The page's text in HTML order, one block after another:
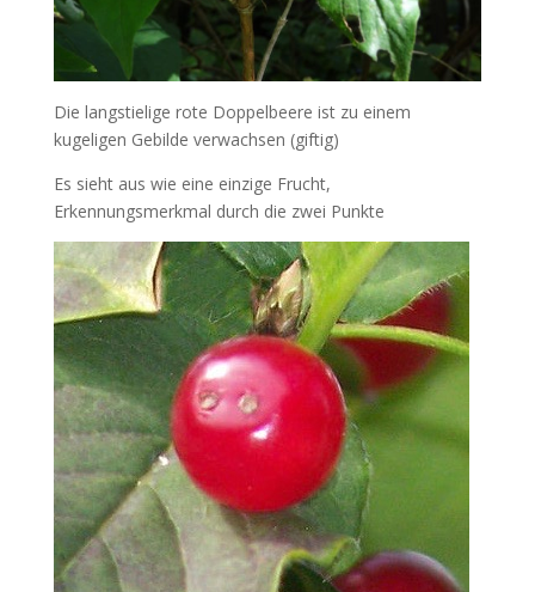
Die langstielige rote Doppelbeere ist zu einem
kugeligen Gebilde verwachsen (giftig)
Es sieht aus wie eine einzige Frucht,
Erkennungsmerkmal durch die zwei Punkte